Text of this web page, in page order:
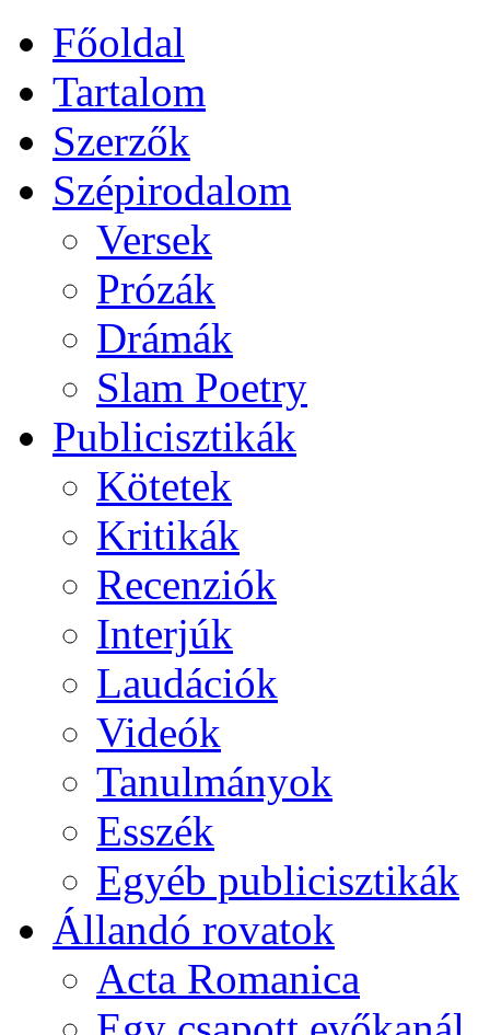
Főoldal
Tartalom
Szerzők
Szépirodalom
Versek
Prózák
Drámák
Slam Poetry
Publicisztikák
Kötetek
Kritikák
Recenziók
Interjúk
Laudációk
Videók
Tanulmányok
Esszék
Egyéb publicisztikák
Állandó rovatok
Acta Romanica